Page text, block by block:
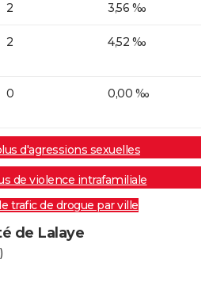
2 3,56 ‰
2 4,52 ‰
0 0,00 ‰
d'agressions sexuelles
de violence intrafamiliale
trafic de drogue par ville
de Lalaye